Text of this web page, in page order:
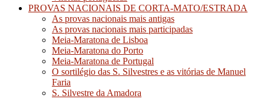
PROVAS NACIONAIS DE CORTA-MATO/ESTRADA
As provas nacionais mais antigas
As provas nacionais mais participadas
Meia-Maratona de Lisboa
Meia-Maratona do Porto
Meia-Maratona de Portugal
O sortilégio das S. Silvestres e as vitórias de Manuel
Faria
S. Silvestre da Amadora